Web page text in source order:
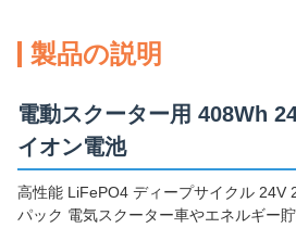
製品の説明
電動スクーター用 408Wh
イオン電池
高性能 LiFePO4 ディープサイクル 24V
パック 電気スクーター車やエネルギー